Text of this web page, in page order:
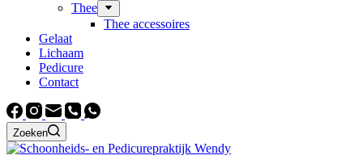
Thee
Thee accessoires
Gelaat
Lichaam
Pedicure
Contact
Zoeken